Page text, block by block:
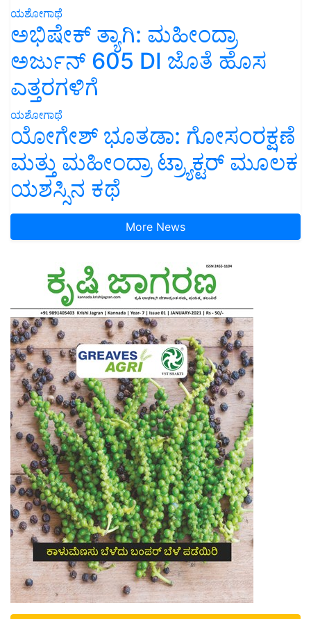
ಯಶೋಗಾಥೆ
ಅಭಿಷೇಕ್ ತ್ಯಾಗಿ: ಮಹೀಂದ್ರಾ
ಅರ್ಜುನ್ 605 DI ಜೊತೆ ಹೊಸ
ಎತ್ತರಗಳಿಗೆ
ಯಶೋಗಾಥೆ
ಯೋಗೇಶ್ ಭೂತಡಾ: ಗೋಸಂರಕ್ಷಣೆ
ಮತ್ತು ಮಹೀಂದ್ರಾ ಟ್ರ್ಯಾಕ್ಟರ್ ಮೂಲಕ
ಯಶಸ್ಸಿನ ಕಥೆ
More News